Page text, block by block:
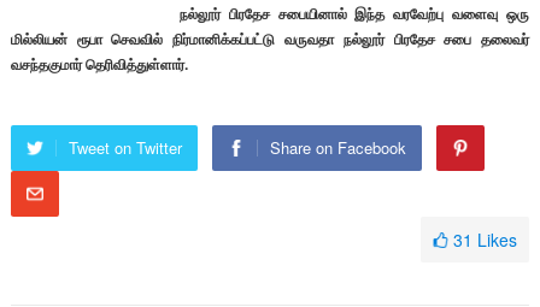
நல்லூர் பிரதேச சபையினால் இந்த வரவேற்பு வளைவு ஒரு
மில்லியன் ரூபா செவவில் நிர்மானிக்கப்பட்டு வருவதா நல்லூர் பிரதேச சபை தலைவர்
வசந்தகுமார் தெரிவித்துள்ளார்.
Tweet on Twitter Share on Facebook
31 Likes